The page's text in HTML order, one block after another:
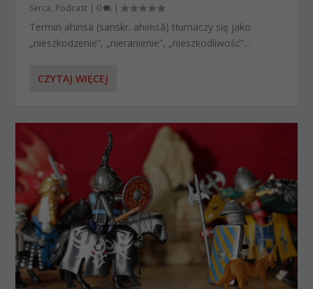
Serca, Podcast | 0 |
Termin ahinsa (sanskr. ahiṁsā) tłumaczy się jako
„nieszkodzenie”, „nieranienie”, „nieszkodliwość”...
CZYTAJ WIĘCEJ